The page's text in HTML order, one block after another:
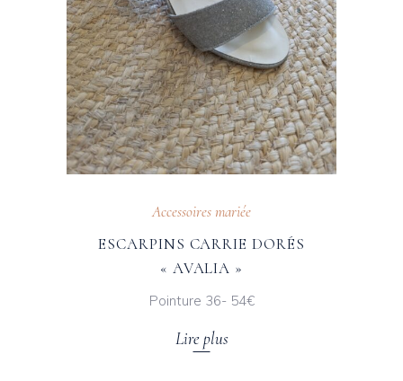
Accessoires mariée
ESCARPINS CARRIE DORÉS
« AVALIA »
Pointure 36- 54€
Lire plus